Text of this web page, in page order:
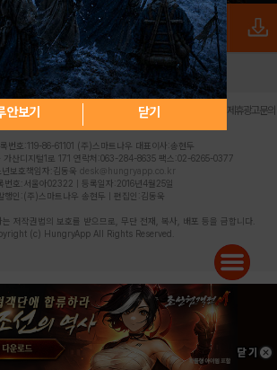
안보기 닫기
로그인 PC버전 전체앱
처리방침 불법촬영물 신고센터 제휴광고문의
번호:119-86-61101 (주)스마트나우 대표이사:송현두
가산디지털1로 171 연락처:063-284-8635 팩스:02-6265-0377
년보호책임자:김동욱 desk@hungryapp.co.kr
번호:서울아02322 | 등록일자:2016년4월25일
행인:(주)스마트나우 송현두 | 편집인:김동욱
저작권법의 보호를 받으므로, 무단 전재, 복사, 배포 등을 금합니다.
(c) HungryApp All Rights Reserved.